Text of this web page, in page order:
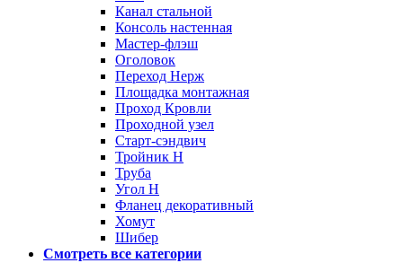
Канал стальной
Консоль настенная
Мастер-флэш
Оголовок
Переход Нерж
Площадка монтажная
Проход Кровли
Проходной узел
Старт-сэндвич
Тройник Н
Труба
Угол Н
Фланец декоративный
Хомут
Шибер
Смотреть все категории